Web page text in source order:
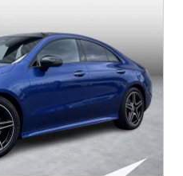
SEAL U DM-I
BYD SEAL 6 DM-I
SEAL 6 DM-I TOURING
SEALION 7
DOLPHIN SURF
BYD DOLPHIN